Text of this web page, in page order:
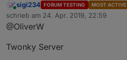
Online
sigi234 FORUM TESTING MOST ACTIVE
schrieb am 24. Apr. 2019, 22:59
zuletzt editiert von
@OliverW
Twonky Server